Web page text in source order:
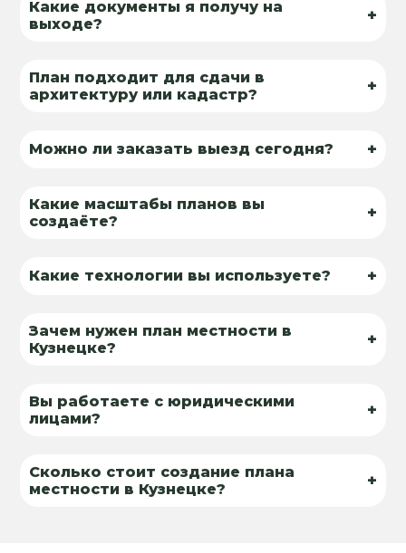
Какие документы я получу на
выходе?
+
План подходит для сдачи в
архитектуру или кадастр?
+
Можно ли заказать выезд сегодня? +
Какие масштабы планов вы
создаёте?
+
Какие технологии вы используете? +
Зачем нужен план местности в
Кузнецке?
+
Вы работаете с юридическими
лицами?
+
Сколько стоит создание плана
местности в Кузнецке?
+